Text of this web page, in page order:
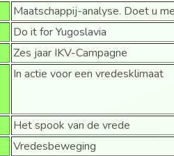
Maatschappij-analyse. Doet u
Do it for Yugoslavia
Zes jaar IKV-Campagne
In actie voor een vredesklimaat
Het spook van de vrede
Vredesbeweging